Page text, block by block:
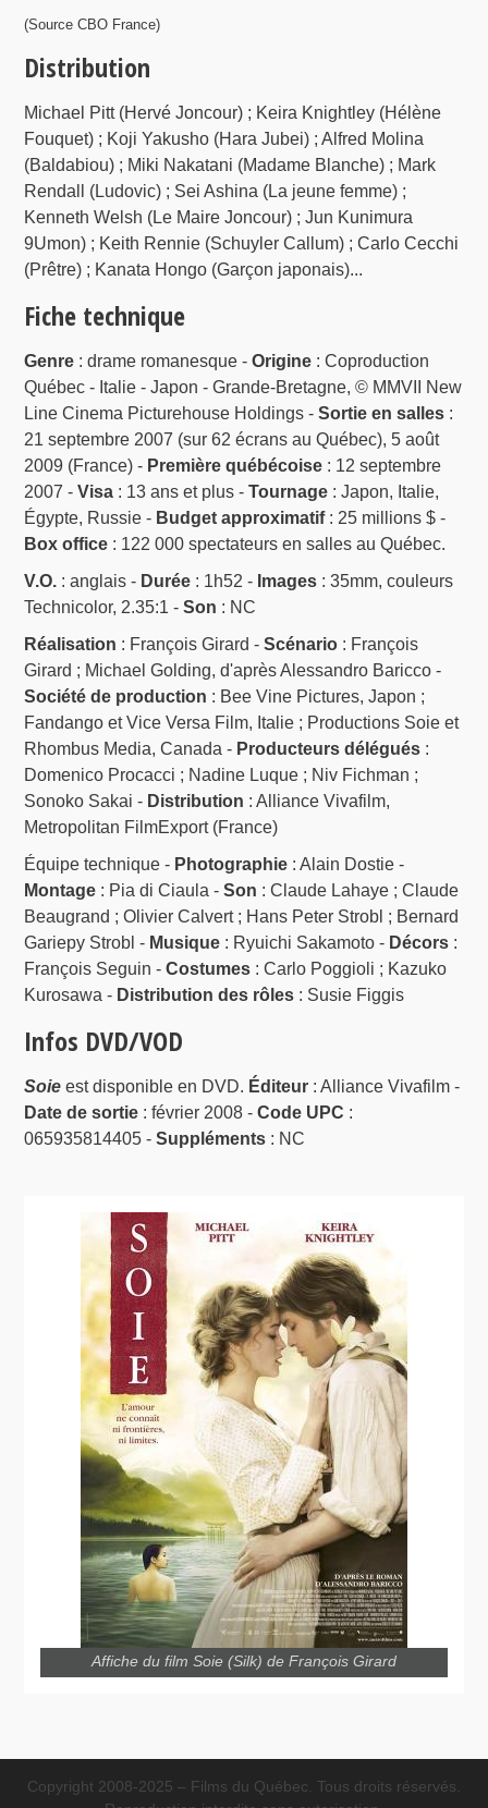
(Source CBO France)
Distribution
Michael Pitt (Hervé Joncour) ; Keira Knightley (Hélène
Fouquet) ; Koji Yakusho (Hara Jubei) ; Alfred Molina
(Baldabiou) ; Miki Nakatani (Madame Blanche) ; Mark
Rendall (Ludovic) ; Sei Ashina (La jeune femme) ;
Kenneth Welsh (Le Maire Joncour) ; Jun Kunimura
9Umon) ; Keith Rennie (Schuyler Callum) ; Carlo Cecchi
(Prêtre) ; Kanata Hongo (Garçon japonais)...
Fiche technique
Genre : drame romanesque -Origine : Coproduction
Québec - Italie - Japon - Grande-Bretagne, © MMVII New
Line Cinema Picturehouse Holdings -Sortie en salles :
21 septembre 2007 (sur 62 écrans au Québec), 5 août
2009 (France) - Première québécoise : 12 septembre
2007 -Visa : 13 ans et plus -Tournage : Japon, Italie,
Égypte, Russie - Budget approximatif: 25 millions $ -
Box office : 122 000 spectateurs en salles au Québec.
V.O. : anglais - Durée : 1h52 - Images : 35mm, couleurs
Technicolor, 2.35:1 -Son : NC
Réalisation : François Girard -Scénario : François
Girard ; Michael Golding, d'après Alessandro Baricco -
Société de production : Bee Vine Pictures, Japon ;
Fandango et Vice Versa Film, Italie ; Productions Soie et
Rhombus Media, Canada - Producteurs délégués :
Domenico Procacci ; Nadine Luque ; Niv Fichman ;
Sonoko Sakai - Distribution : Alliance Vivafilm,
Metropolitan FilmExport (France)
Équipe technique - Photographie : Alain Dostie -
Montage : Pia di Ciaula -Son : Claude Lahaye ; Claude
Beaugrand ; Olivier Calvert ; Hans Peter Strobl ; Bernard
Gariepy Strobl - Musique : Ryuichi Sakamoto - Décors :
François Seguin -Costumes : Carlo Poggioli ; Kazuko
Kurosawa - Distribution des rôles : Susie Figgis
Infos DVD/VOD
Soie est disponible en DVD. Éditeur : Alliance Vivafilm -
Date de sortie : février 2008 -Code UPC :
065935814405 -Suppléments : NC
Affiche du film Soie (Silk) de François Girard
Copyright 2008-2025 – Films du Québec. Tous droits réservés.